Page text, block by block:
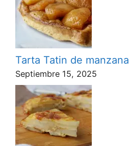
Tarta Tatin de manzana
Septiembre 15, 2025